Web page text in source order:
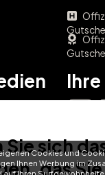
Cookies und
Ihnen Werbung im
Ihren
DE
Sie sich
das